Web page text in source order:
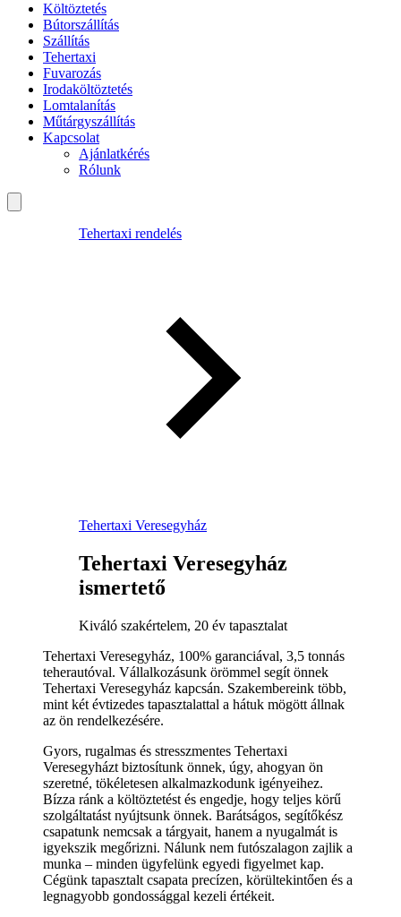
Költöztetés
Bútorszállítás
Szállítás
Tehertaxi
Fuvarozás
Irodaköltöztetés
Lomtalanítás
Műtárgyszállítás
Kapcsolat
Ajánlatkérés
Rólunk
Tehertaxi rendelés
Tehertaxi Veresegyház
Tehertaxi Veresegyház
ismertető
Kiváló szakértelem, 20 év tapasztalat
Tehertaxi Veresegyház, 100% garanciával, 3,5 tonnás
teherautóval. Vállalkozásunk örömmel segít önnek
Tehertaxi Veresegyház kapcsán. Szakembereink több,
mint két évtizedes tapasztalattal a hátuk mögött állnak
az ön rendelkezésére.
Gyors, rugalmas és stresszmentes Tehertaxi
Veresegyházt biztosítunk önnek, úgy, ahogyan ön
szeretné, tökéletesen alkalmazkodunk igényeihez.
Bízza ránk a költöztetést és engedje, hogy teljes körű
szolgáltatást nyújtsunk önnek. Barátságos, segítőkész
csapatunk nemcsak a tárgyait, hanem a nyugalmát is
igyekszik megőrizni. Nálunk nem futószalagon zajlik a
munka – minden ügyfelünk egyedi figyelmet kap.
Cégünk tapasztalt csapata precízen, körültekintően és a
legnagyobb gondossággal kezeli értékeit.